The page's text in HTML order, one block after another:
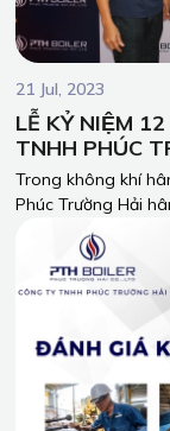
21 Jul, 2023
LỄ KỶ NIỆM
TNHH PHÚC
Trong không khí
Phúc Trường Hải
lập. Đây là cột
chinh phục thành
ngành công